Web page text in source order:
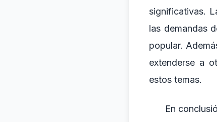
significativas.
las demandas
popular.
extenderse a
estos temas.
En